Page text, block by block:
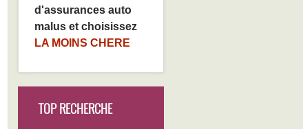
d'assurances auto
malus et choisissez
LA MOINS CHERE
TOP RECHERCHE